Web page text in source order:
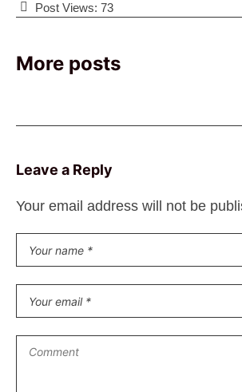
Post Views: 73
More posts
Leave a Reply
Your email address will not be